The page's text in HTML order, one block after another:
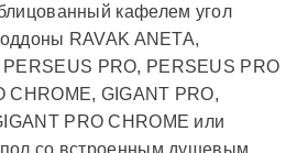
кафелем угол
RAVAK ANETA,
PRO, PERSEUS PRO
CHROME, GIGANT PRO,
PRO CHROME или
со встроенным душевым